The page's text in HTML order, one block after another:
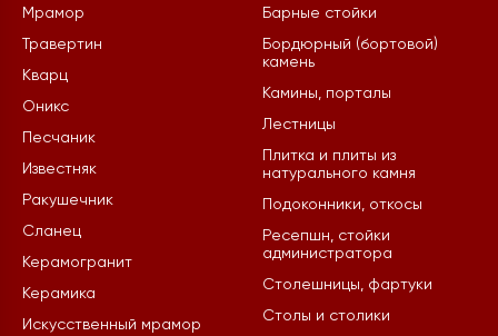
Мрамор
Травертин
Кварц
Оникс
Песчаник
Известняк
Ракушечник
Сланец
Керамогранит
Керамика
Искусственный мрамор
Барные стойки
Бордюрный (бортовой)
камень
Камины, порталы
Лестницы
Плитка и плиты из
натурального камня
Подоконники, откосы
Ресепшн, стойки
администратора
Столешницы, фартуки
Столы и столики